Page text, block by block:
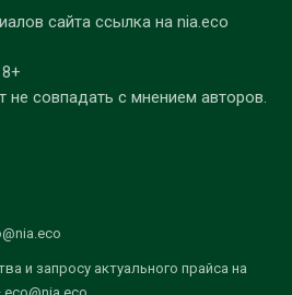
сайта ссылка на nia.eco
совпадать с мнением авторов.
и запросу актуального прайса на